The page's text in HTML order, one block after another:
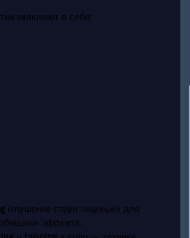
включают в себя:
(глушение струн ладонью) для
эффекта.